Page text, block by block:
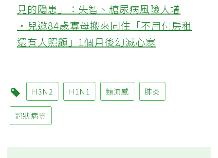
見的隱患」：失智、糖尿病風險大增
‧兒邀84歲寡母搬來同住「不用付房租
還有人照顧」1個月後幻滅心寒
H3N2 H1N1 類流感 肺炎
冠狀病毒